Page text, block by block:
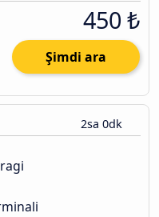
450 ₺
Şimdi ara
2sa 0dk